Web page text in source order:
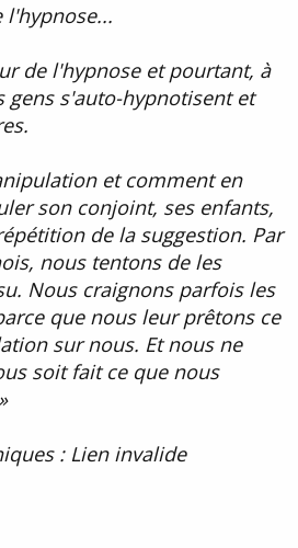
l'hypnose...
de l'hypnose et pourtant, à
gens s'auto-hypnotisent et
et comment en
son conjoint, ses enfants,
de la suggestion. Par
nous tentons de les
Nous craignons parfois les
que nous leur prêtons ce
sur nous. Et nous ne
soit fait ce que nous
: Lien invalide